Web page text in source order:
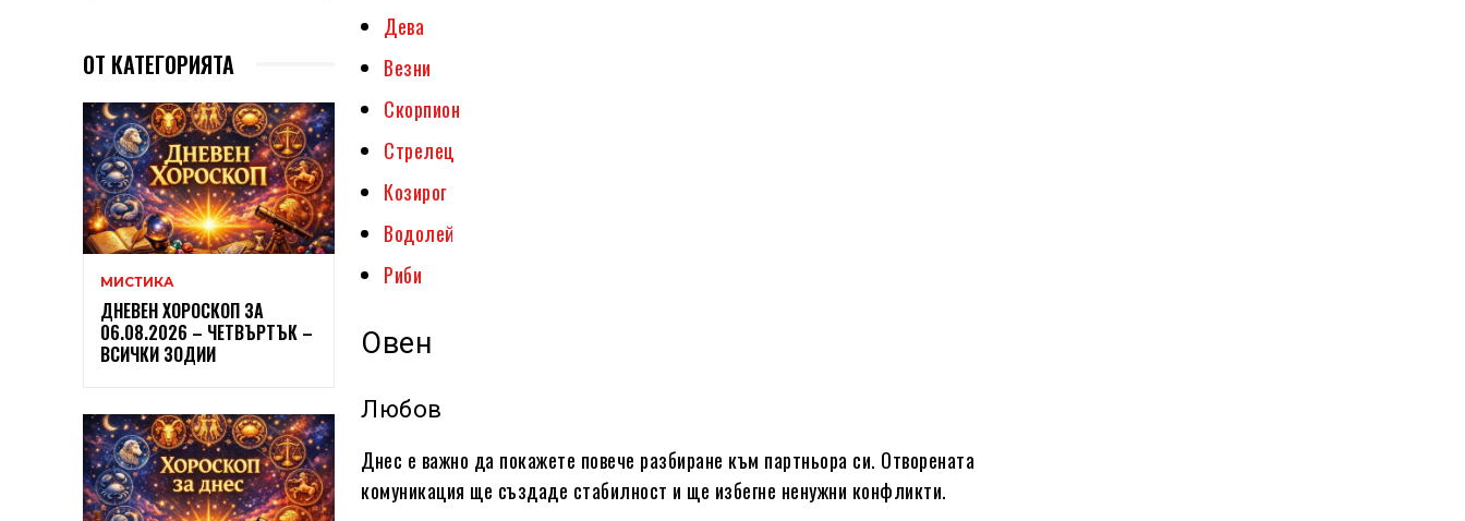
ОТ КАТЕГОРИЯТА
МИСТИКА
ДНЕВЕН ХОРОСКОП ЗА
06.08.2026 – ЧЕТВЪРТЪК –
ВСИЧКИ ЗОДИИ
Дева
Везни
Скорпион
Стрелец
Козирог
Водолей
Риби
Овен
Любов
Днес е важно да покажете повече разбиране към партньора си. Отворената
комуникация ще създаде стабилност и ще избегне ненужни конфликти.